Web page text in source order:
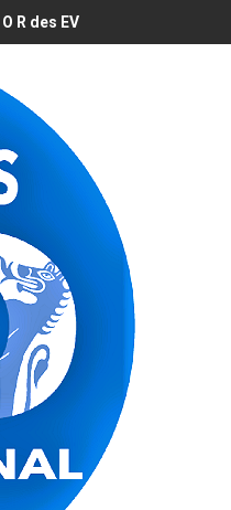
R des EV Landshut